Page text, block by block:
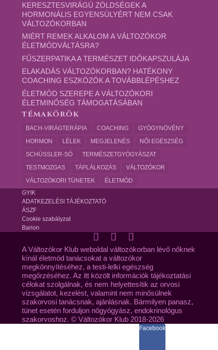
KERESZTESVIRÁGÚ ZÖLDSÉGEK A
HORMONÁLIS EGYENSÚLYÉRT NEM CSAK
VÁLTOZÓKORBAN
MIÉRT REMEK ALKALOM A VÁLTOZÓKOR
ÉLETMÓDVÁLTÁSRA?
FŰSZERPATIKA A TERMÉSZET IDŐKAPSZULÁJA
ELAKADÁS VÁLTOZÓKORBAN? HATÉKONY
COACHING ESZKÖZÖK A TOVÁBBLÉPÉSHEZ
ÉLETMÓD SZEREPE A VÁLTOZÓKORI
ÉLETMINŐSÉG TÁMOGATÁSÁBAN
TÉMAKÖRÖK
BACH-VIRÁGTERÁPIA COACHING
GYÓGYNÖVÉNY
HORMON
LÉLEK MEGJELENÉS
NŐI EGÉSZSÉG
SCHÜSSLER-SÓ
TERMÉSZETGYÓGYÁSZAT
TESTMOZGAS
TÁPLÁLKOZÁS
VÁLTOZÓKOR
VÁLTOZÓKORI TÜNETEK
ÉLETMÓD
GYIK
ADATKEZELÉSI TÁJÉKOZTATÓ
ÁSZF
Cookie szabályzat
Barion
A Változókor Klub weboldal változókorban lévő nőknek
kínál életmód tanácsokat a változókor
megkönnyítéséhez, a testi-lelki egészség
megőrzéséhez. Az itt közölt információk tájékoztatási
célokat szolgálnak, és nem helyettesítik az orvosi
vizsgálatot, kezelést, valamint nem minősülnek
szakorvosi tanácsnak, ajánlásnak. Bármilyen panasz,
tünet esetén forduljon nőgyógyász, endokrinológus
szakorvoshoz. © Változókor Klub 2018-2026
Facebook